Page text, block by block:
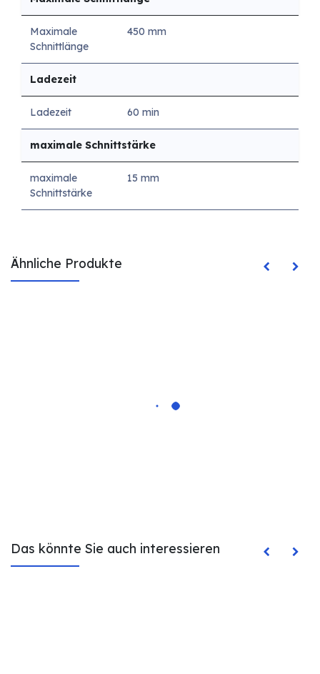
Maximale
Schnittlänge
450 mm
Ladezeit
Ladezeit 60 min
maximale Schnittstärke
maximale
Schnittstärke
15 mm
Ähnliche Produkte
Das könnte Sie auch interessieren